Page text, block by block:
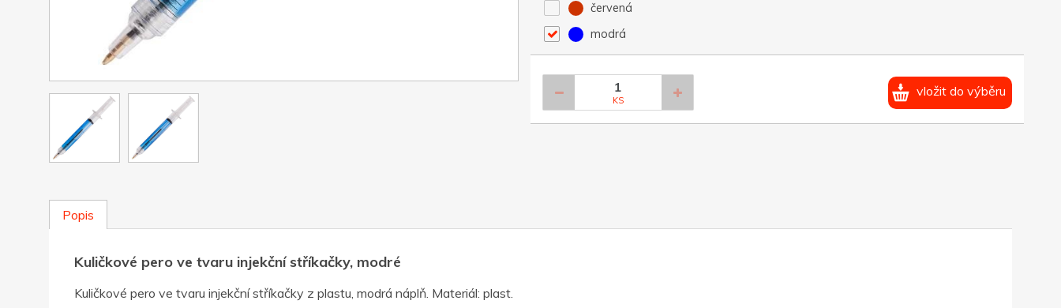
červená
modrá
KS
vložit do výběru
Popis
Kuličkové pero ve tvaru injekční stříkačky, modré
Kuličkové pero ve tvaru injekční stříkačky z plastu, modrá náplň. Materiál: plast.